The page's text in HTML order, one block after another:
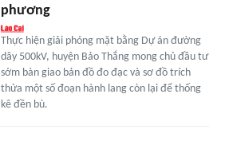
phương
Thực hiện giải phóng mặt bằng Dự án đường
dây 500kV, huyện Bảo Thắng mong chủ đầu tư
sớm bàn giao bản đồ đo đạc và sơ đồ trích
thửa một số đoạn hành lang còn lại để thống
kê đền bù.